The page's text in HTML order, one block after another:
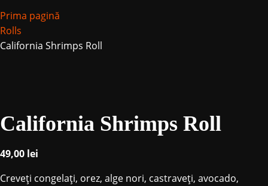
Prima pagină
Rolls
California Shrimps Roll
California Shrimps Roll
49,00 lei
Creveți congelaţi, orez, alge nori, castraveți, avocado,